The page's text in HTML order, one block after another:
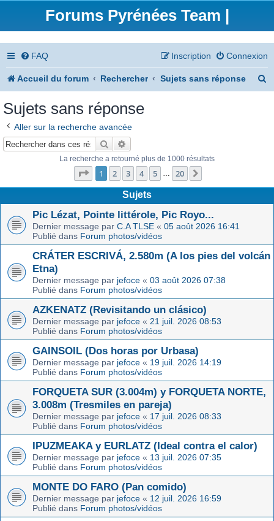
Forums Pyrénées Team |
FAQ Connexion
Inscription
Accueil du forum Rechercher Sujets sans réponse
Sujets sans réponse
Aller sur la recherche avancée
Rechercher
La recherche a retourné plus de 1000 résultats
Page 1sur20
1 2 3 4 5 … 20
Sujets
Pic Lézat, Pointe littérole, Pic Royo...
Dernier message par C.A TLSE « 05 août 2026 16:41
Publié dans Forum photos/vidéos
CRÁTER ESCRIVÁ, 2.580m (A los pies del volcán
Etna)
Dernier message par jefoce « 03 août 2026 07:38
Publié dans Forum photos/vidéos
AZKENATZ (Revisitando un clásico)
Dernier message par jefoce « 21 juil. 2026 08:53
Publié dans Forum photos/vidéos
GAINSOIL (Dos horas por Urbasa)
Dernier message par jefoce « 19 juil. 2026 14:19
Publié dans Forum photos/vidéos
FORQUETA SUR (3.004m) y FORQUETA NORTE,
3.008m (Tresmiles en pareja)
Dernier message par jefoce « 17 juil. 2026 08:33
Publié dans Forum photos/vidéos
IPUZMEAKA y EURLATZ (Ideal contra el calor)
Dernier message par jefoce « 13 juil. 2026 07:35
Publié dans Forum photos/vidéos
MONTE DO FARO (Pan comido)
Dernier message par jefoce « 12 juil. 2026 16:59
Publié dans Forum photos/vidéos